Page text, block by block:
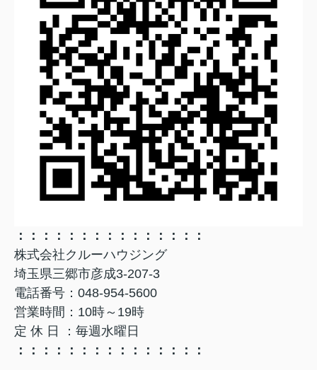
：：：：：：：：：：：：：：：
株式会社クルーハウジング
埼玉県三郷市彦成3-207-3
電話番号：048-954-5600
営業時間：10時～19時
定 休 日 ：毎週水曜日
：：：：：：：：：：：：：：：